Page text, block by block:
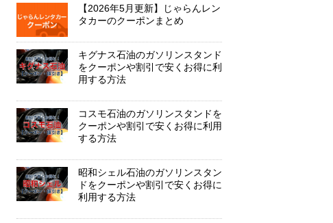
【2026年5月更新】じゃらんレン
タカーのクーポンまとめ
キグナス石油のガソリンスタンド
をクーポンや割引で安くお得に利
用する方法
コスモ石油のガソリンスタンドを
クーポンや割引で安くお得に利用
する方法
昭和シェル石油のガソリンスタン
ドをクーポンや割引で安くお得に
利用する方法